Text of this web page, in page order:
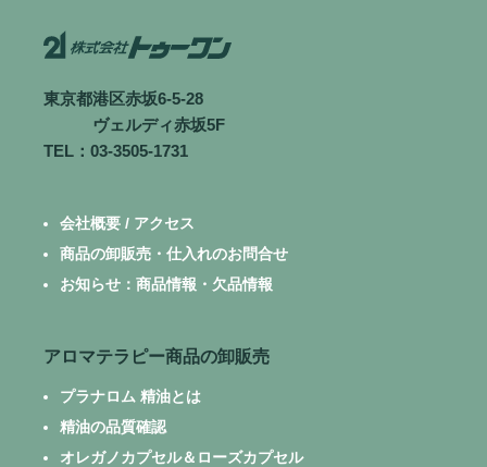
東京都港区赤坂6-5-28
ヴェルディ赤坂5F
TEL：03-3505-1731
会社概要 / アクセス
商品の卸販売・仕入れのお問合せ
お知らせ：商品情報・欠品情報
アロマテラピー商品の卸販売
プラナロム 精油とは
精油の品質確認
オレガノカプセル＆ローズカプセル